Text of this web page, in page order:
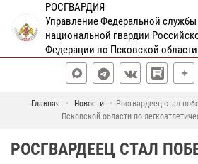
РОСГВАРДИЯ
Управление Федеральной
национальной гвардии
Федерации по Псковской области
Главная Новости
Росгвардеец стал
Псковской области по
РОСГВАРДЕЕЦ СТАЛ